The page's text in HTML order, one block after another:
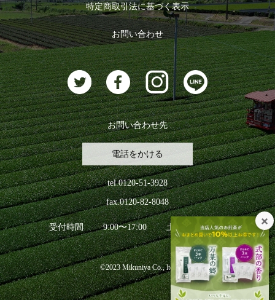
おすすめのお茶
お茶に合うスイーツ
ログアウト
特定商取引法に基づく表示
お問い合わせ
お問い合わせ先
電話をかける
tel.0120-51-3928
fax.0120-82-8048
受付時間 9:00〜17:00 土日祝日を除く
©2023 Mikuniya Co., ltd.